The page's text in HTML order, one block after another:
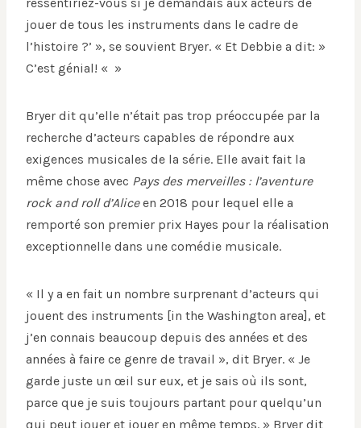
jouer de tous les instruments dans le cadre de
l’histoire ?’ », se souvient Bryer. « Et Debbie a dit: »
C’est génial! « »
Bryer dit qu’elle n’était pas trop préoccupée par la
recherche d’acteurs capables de répondre aux
exigences musicales de la série. Elle avait fait la
même chose avec Pays des merveilles : l’aventure
rock and roll d’Aliceen 2018 pour lequel elle a
remporté son premier prix Hayes pour la réalisation
exceptionnelle dans une comédie musicale.
« Il y a en fait un nombre surprenant d’acteurs qui
jouent des instruments [in the Washington area], et
j’en connais beaucoup depuis des années et des
années à faire ce genre de travail », dit Bryer. « Je
garde juste un œil sur eux, et je sais où ils sont,
parce que je suis toujours partant pour quelqu’un
qui peut jouer et jouer en même temps. » Bryer dit